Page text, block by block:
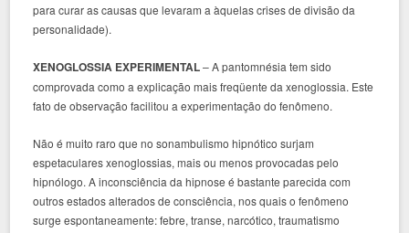
para curar as causas que levaram a àquelas crises de divisão da
personalidade).
XENOGLOSSIA EXPERIMENTAL– A pantomnésia tem sido
comprovada como a explicação mais freqüente da xenoglossia. Este
fato de observação facilitou a experimentação do fenômeno.
Não é muito raro que no sonambulismo hipnótico surjam
espetaculares xenoglossias, mais ou menos provocadas pelo
hipnólogo. A inconsciência da hipnose é bastante parecida com
outros estados alterados de consciência, nos quais o fenômeno
surge espontaneamente: febre, transe, narcótico, traumatismo